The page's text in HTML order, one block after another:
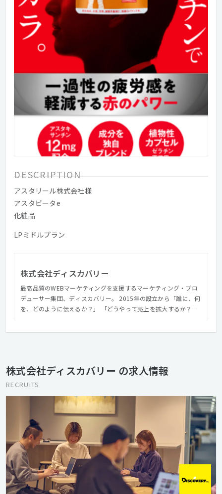
DESCRIPTION
アスタリール株式会社様
アスタビータe
化粧品
LPミドルプラン
株式会社ディスカバリー
最高品質のWEBマーケティングを支援するマーケティング・プロ
デューサー集団、ディスカバリー。 2015年の設立から「誰に、何
を、どのように伝えるか？」 「どうやって売上を拡大するか？」
し、人々の生活を安心できるものにすることがビジョンだ。
株式会社ディスカバリー の求人情報
RECRUITS